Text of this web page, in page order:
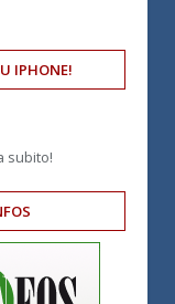
IPHONE!
subito!